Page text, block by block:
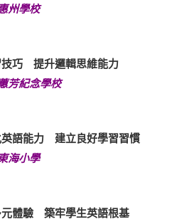
州學校
技巧 提升邏輯思維能力
芳紀念學校
英語能力 建立良好學習習慣
海小學
體驗 築牢學生英語根基